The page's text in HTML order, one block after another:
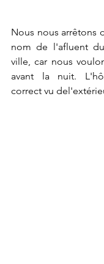
Nous nous arrêtons
nom de l'afluent
ville, car nous
avant la nuit.
correct vu